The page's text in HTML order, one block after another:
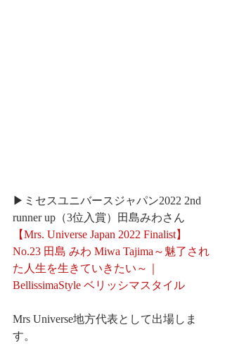
▶ミセスユニバースジャパン2022 2nd
runner up（3位入賞）田島みわさん
【Mrs. Universe Japan 2022 Finalist】
No.23 田島 みわ Miwa Tajima～魅了され
た人生を生きていきたい～｜
BellissimaStyle ベリッシマスタイル
Mrs Universe地方代表として出場しま
す。